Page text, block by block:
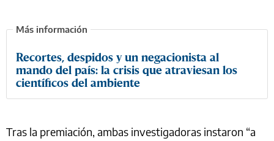
Recortes, despidos y un negacionista al
mando del país: la crisis que atraviesan los
científicos del ambiente
Tras la premiación, ambas investigadoras instaron “a